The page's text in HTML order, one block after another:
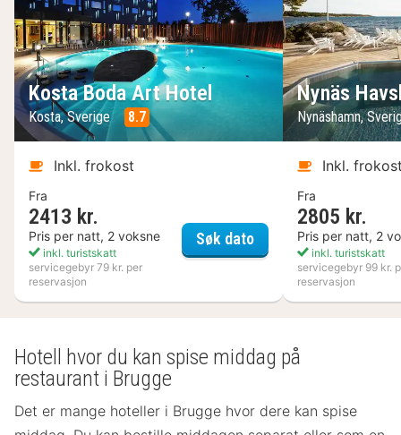
Kosta Boda Art Hotel
Kosta, Sverige 8.7
Inkl. frokost
Fra
2413 kr.
Pris per natt, 2 voksne
inkl. turistskatt
servicegebyr 79 kr. per
reservasjon
Søk datoKosta Boda Art Hotel
Nynäs
Nynäshamn,
Inkl.
Fra
2805 kr.
Pris per natt, 2
inkl. turistskatt
servicegebyr 99 kr.
reservasjon
Hotell hvor du kan spise middag på
restaurant i Brugge
Det er mange hoteller i Brugge hvor dere kan spise